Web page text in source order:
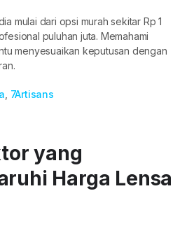
mulai dari opsi murah sekitar Rp 1
puluhan juta. Memahami
menyesuaikan keputusan dengan
7Artisans
yang
Harga Lensa